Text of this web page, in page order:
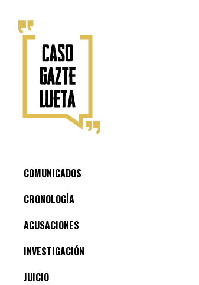
COMUNICADOS
CRONOLOGÍA
ACUSACIONES
INVESTIGACIÓN
JUICIO